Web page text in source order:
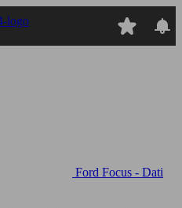
Ford Focus - Dati